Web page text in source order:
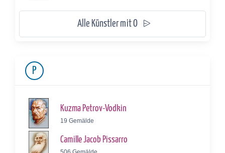
Alle Künstler mit O
P
Kuzma Petrov-Vodkin
19 Gemälde
Camille Jacob Pissarro